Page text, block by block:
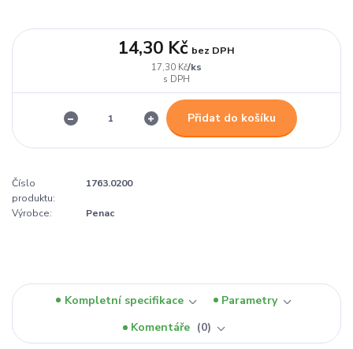
17,30 Kč/ks
14,30 Kč bez DPH
Přidat do košíku
Číslo
produktu:
1763.0200
Výrobce: Penac
Kompletní specifikace
Parametry
Komentáře
0